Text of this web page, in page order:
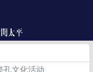
孔文化活动